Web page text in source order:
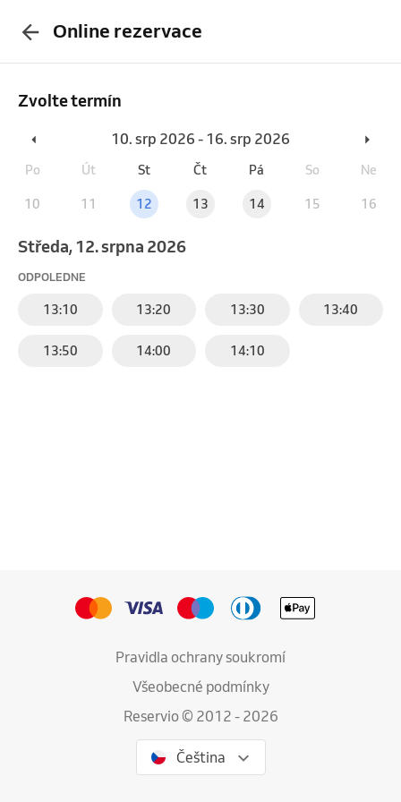
Online rezervace
Zvolte termín
10. srp 2026 - 16. srp 2026
Po Út St Čt Pá So Ne
10 11 12 13 14 15 16
středa, 12. srpna 2026
ODPOLEDNE
13:10 13:20 13:30 13:40
13:50 14:00 14:10
Pravidla ochrany soukromí
Všeobecné podmínky
Reservio © 2012 - 2026
Čeština